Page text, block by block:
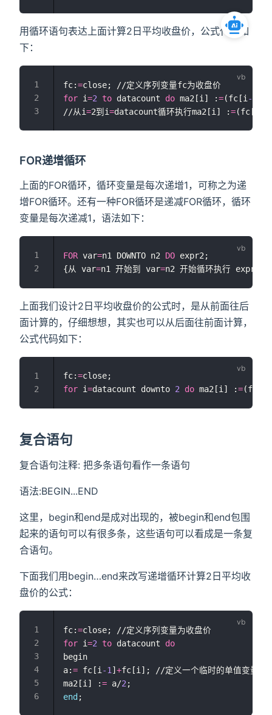
用循环语句表达上面计算2日平均收盘价，公式代码如
下：
fc:=close; //定义序列变量fc为收盘价
for i=2 to datacount do ma2[i] :=(fc[i -1
//从i=2到i=datacount循环执行ma2[i] :=(fc[i
FOR递增循环
上面的FOR循环，循环变量是每次递增1，可称之为递
增FOR循环。还有一种FOR循环是递减FOR循环，循环
变量是每次递减1，语法如下：
FOR var=n1 DOWNTO n2 DO expr2;
{从 var=n1 开始到 var=n2 开始循环执行 expr 语
上面我们设计2日平均收盘价的公式时，是从前面往后
面计算的，仔细想想，其实也可以从后面往前面计算，
公式代码如下：
fc:=close;
for i=datacount downto 2 do ma2[i] :=(fc[i
复合语句
复合语句注释: 把多条语句看作一条语句
语法:BEGIN...END
这里，begin和end是成对出现的，被begin和end包围
起来的语句可以有很多条，这些语句可以看成是一条复
合语句。
下面我们用begin…end来改写递增循环计算2日平均收
盘价的公式：
fc:=close; //定义序列变量为收盘价
for i=2 to datacount do
begin
a:= fc[i -1 ] +fc[i]; //定义一个临时的单值变量a，
ma2[i] := a/2 ;
end ;